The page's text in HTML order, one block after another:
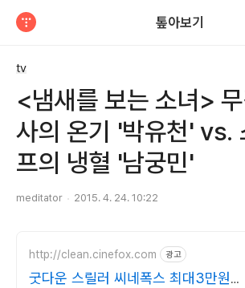
톺아보기
tv
<냄새를 보는 소녀>
사의 온기 '박유천' vs.
프의 냉혈 '남궁민'
meditator 2015. 4. 24. 10:22
http://clean.cinefox.com 광고
굿다운 스릴러 씨네폭스 최대3만원